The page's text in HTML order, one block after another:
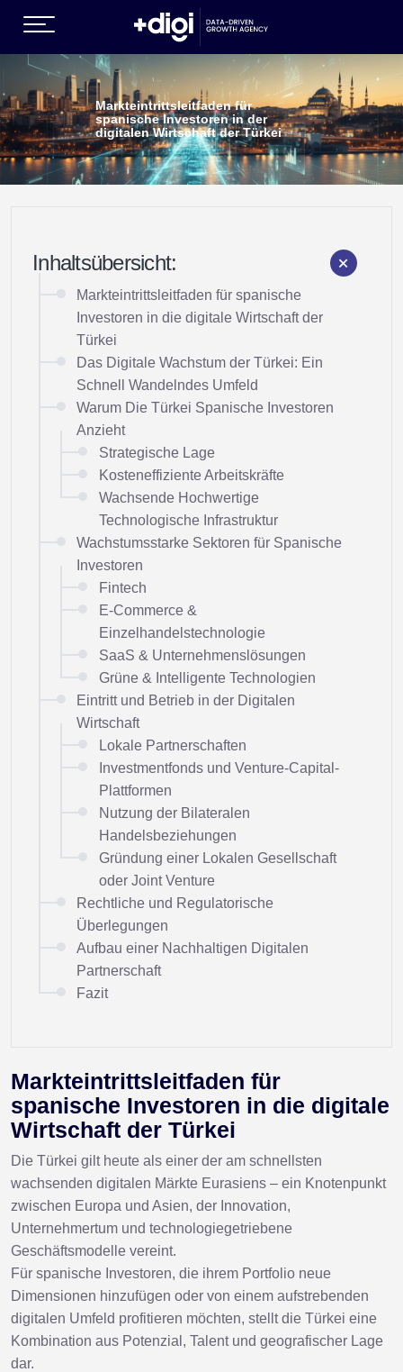
)
Markteintrittsleitfaden für
spanische Investoren in der
digitalen Wirtschaft der Türkei
Inhaltsübersicht:
Markteintrittsleitfaden für spanische
Investoren in die digitale Wirtschaft der
Türkei
Das Digitale Wachstum der Türkei: Ein
Schnell Wandelndes Umfeld
Warum Die Türkei Spanische Investoren
Anzieht
Strategische Lage
Kosteneffiziente Arbeitskräfte
Wachsende Hochwertige
Technologische Infrastruktur
Wachstumsstarke Sektoren für Spanische
Investoren
Fintech
E-Commerce &
Einzelhandelstechnologie
SaaS & Unternehmenslösungen
Grüne & Intelligente Technologien
Eintritt und Betrieb in der Digitalen
Wirtschaft
Lokale Partnerschaften
Investmentfonds und Venture-Capital-
Plattformen
Nutzung der Bilateralen
Handelsbeziehungen
Gründung einer Lokalen Gesellschaft
oder Joint Venture
Rechtliche und Regulatorische
Überlegungen
Aufbau einer Nachhaltigen Digitalen
Partnerschaft
Fazit
Markteintrittsleitfaden für
spanische Investoren in die digitale
Wirtschaft der Türkei
Die Türkei gilt heute als einer der am schnellsten
wachsenden digitalen Märkte Eurasiens – ein Knotenpunkt
zwischen Europa und Asien, der Innovation,
Unternehmertum und technologiegetriebene
Geschäftsmodelle vereint.
Für spanische Investoren, die ihrem Portfolio neue
Dimensionen hinzufügen oder von einem aufstrebenden
digitalen Umfeld profitieren möchten, stellt die Türkei eine
Kombination aus Potenzial, Talent und geografischer Lage
dar.